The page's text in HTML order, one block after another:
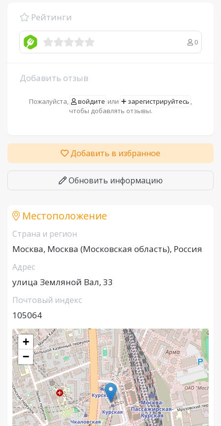
Рейтинги
0
Добавить отзыв
Пожалуйста, войдите или зарегистрируйтесь ,
чтобы добавлять отзывы.
Добавить в избранное
Обновить информацию
Местоположение
Страна и регион
Москва, Москва (Московская область), Россия
Адрес
улица Земляной Вал, 33
Почтовый индекс
105064
+
−